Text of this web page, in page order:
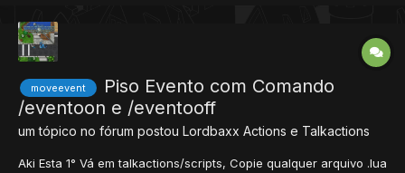
moveevent
Piso Evento com Comando
/eventoon e /eventooff
um tópico no fórum postou Lordbaxx Actions e Talkactions
Aki Esta 1° Vá em talkactions/scripts, Copie qualquer arquivo .lua